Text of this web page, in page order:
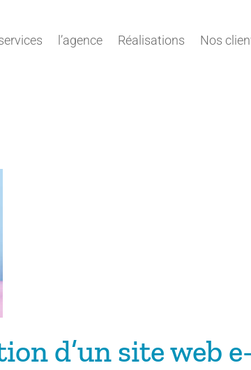
l’agence Réalisations Nos
d’un site web e-